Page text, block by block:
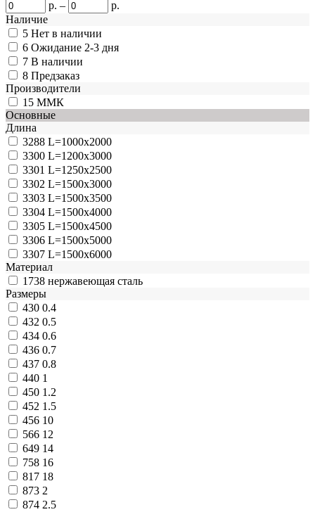
р. –
р.
Наличие
5 Нет в наличии
6 Ожидание 2-3 дня
7 В наличии
8 Предзаказ
Производители
15 ММК
Основные
Длина
3288 L=1000x2000
3300 L=1200x3000
3301 L=1250x2500
3302 L=1500x3000
3303 L=1500x3500
3304 L=1500x4000
3305 L=1500x4500
3306 L=1500x5000
3307 L=1500x6000
Материал
1738 нержавеющая сталь
Размеры
430 0.4
432 0.5
434 0.6
436 0.7
437 0.8
440 1
450 1.2
452 1.5
456 10
566 12
649 14
758 16
817 18
873 2
874 2.5